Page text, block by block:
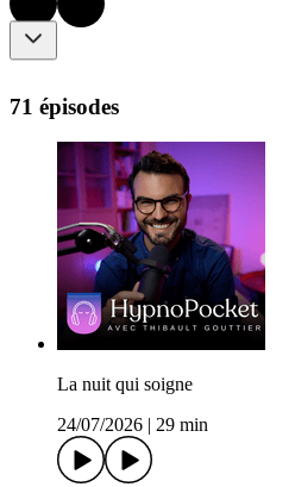
71 épisodes
La nuit qui soigne
24/07/2026
29 min